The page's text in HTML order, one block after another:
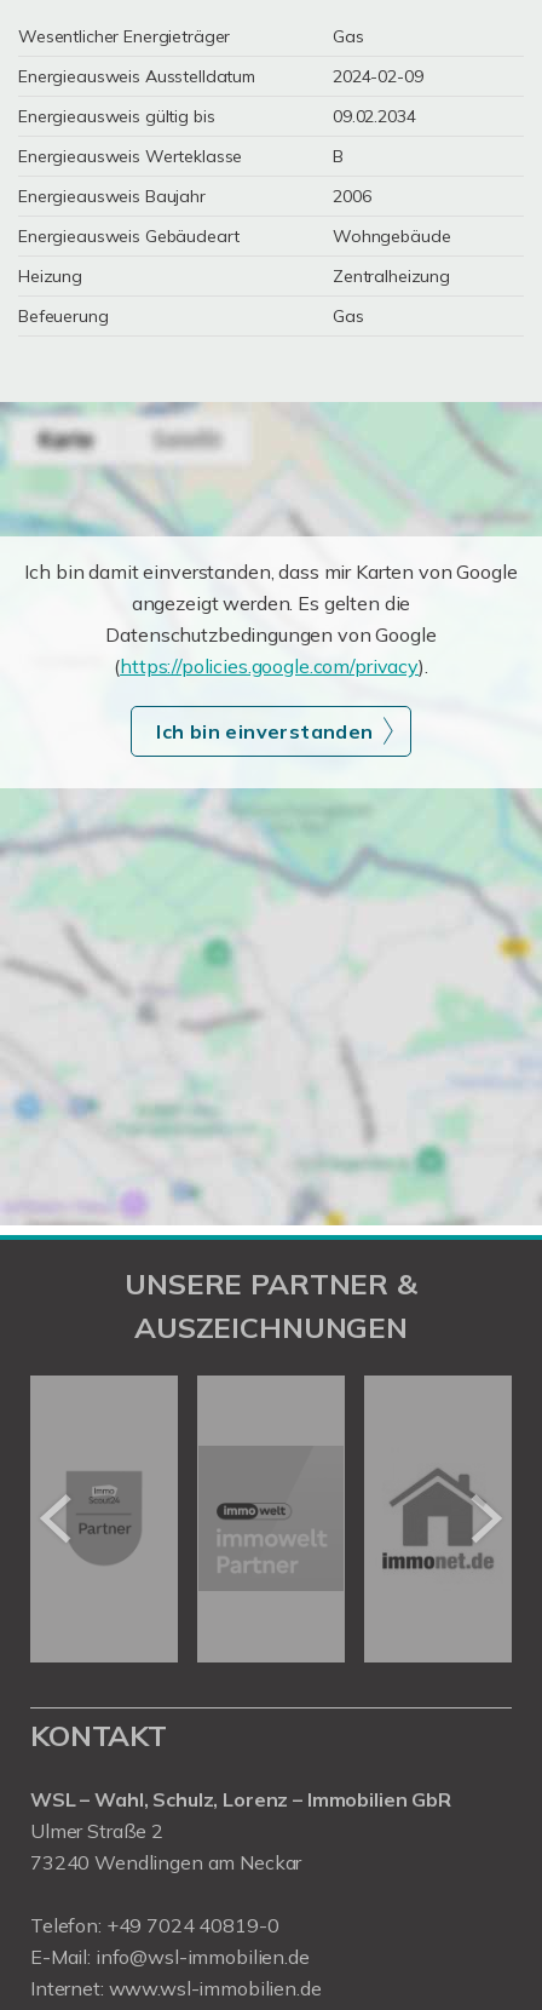
Wesentlicher Energieträger
Gas
Energieausweis Ausstelldatum
2024-02-09
Energieausweis gültig bis
09.02.2034
Energieausweis Werteklasse
B
Energieausweis Baujahr
2006
Energieausweis Gebäudeart
Wohngebäude
Heizung
Zentralheizung
Befeuerung
Gas
Ich bin damit einverstanden, dass mir Karten von Google
angezeigt werden. Es gelten die
Datenschutzbedingungen von Google
(https://policies.google.com/privacy).
Ich bin einverstanden
UNSERE PARTNER &
AUSZEICHNUNGEN
KONTAKT
WSL – Wahl, Schulz, Lorenz – Immobilien GbR
Ulmer Straße 2
73240 Wendlingen am Neckar
Telefon: +49 7024 40819-0
E-Mail: info@wsl-immobilien.de
Internet: www.wsl-immobilien.de